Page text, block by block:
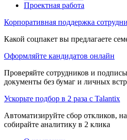
Проектная работа
Корпоративная поддержка
Какой соцпакет вы предлагаете
Оформляйте кандидатов онлайн
Проверяйте сотрудников и
документы без бумаг и личных
Ускорьте подбор в 2 раза с Talantix
Автоматизируйте сбор откликов,
собирайте аналитику в 2 клика